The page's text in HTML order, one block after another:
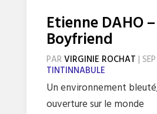
Etienne DAHO –
Boyfriend
PARVIRGINIE ROCHAT |
TINTINNABULE
Un environnement
ouverture sur le monde